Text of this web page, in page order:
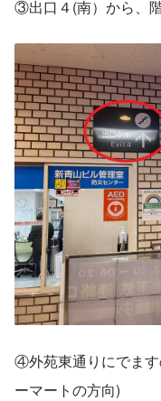
③出口４(南）から、
④外苑東通りにでます
ーマートの方向)